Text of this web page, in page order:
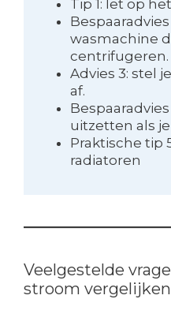
Tip 1: let op
wasmachine
centrifugeren.
Advies 3: stel
af.
uitzetten als
Praktische tip
radiatoren
Veelgestelde
stroom vergelijken